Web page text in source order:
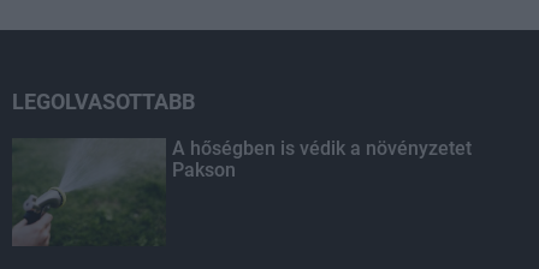
LEGOLVASOTTABB
A hőségben is védik a növényzetet
Pakson